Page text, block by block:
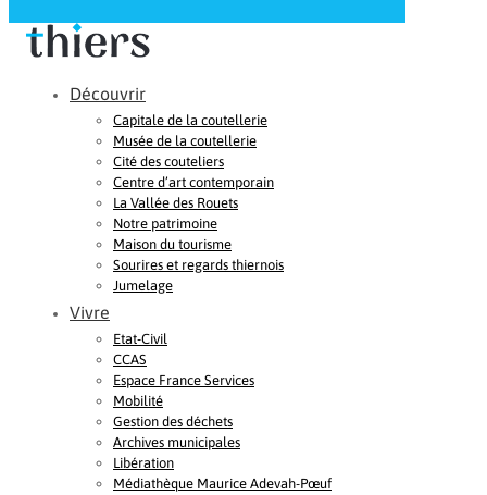
Découvrir
Capitale de la coutellerie
Musée de la coutellerie
Cité des couteliers
Centre d’art contemporain
La Vallée des Rouets
Notre patrimoine
Maison du tourisme
Sourires et regards thiernois
Jumelage
Vivre
Etat-Civil
CCAS
Espace France Services
Mobilité
Gestion des déchets
Archives municipales
Libération
Médiathèque Maurice Adevah-Pœuf